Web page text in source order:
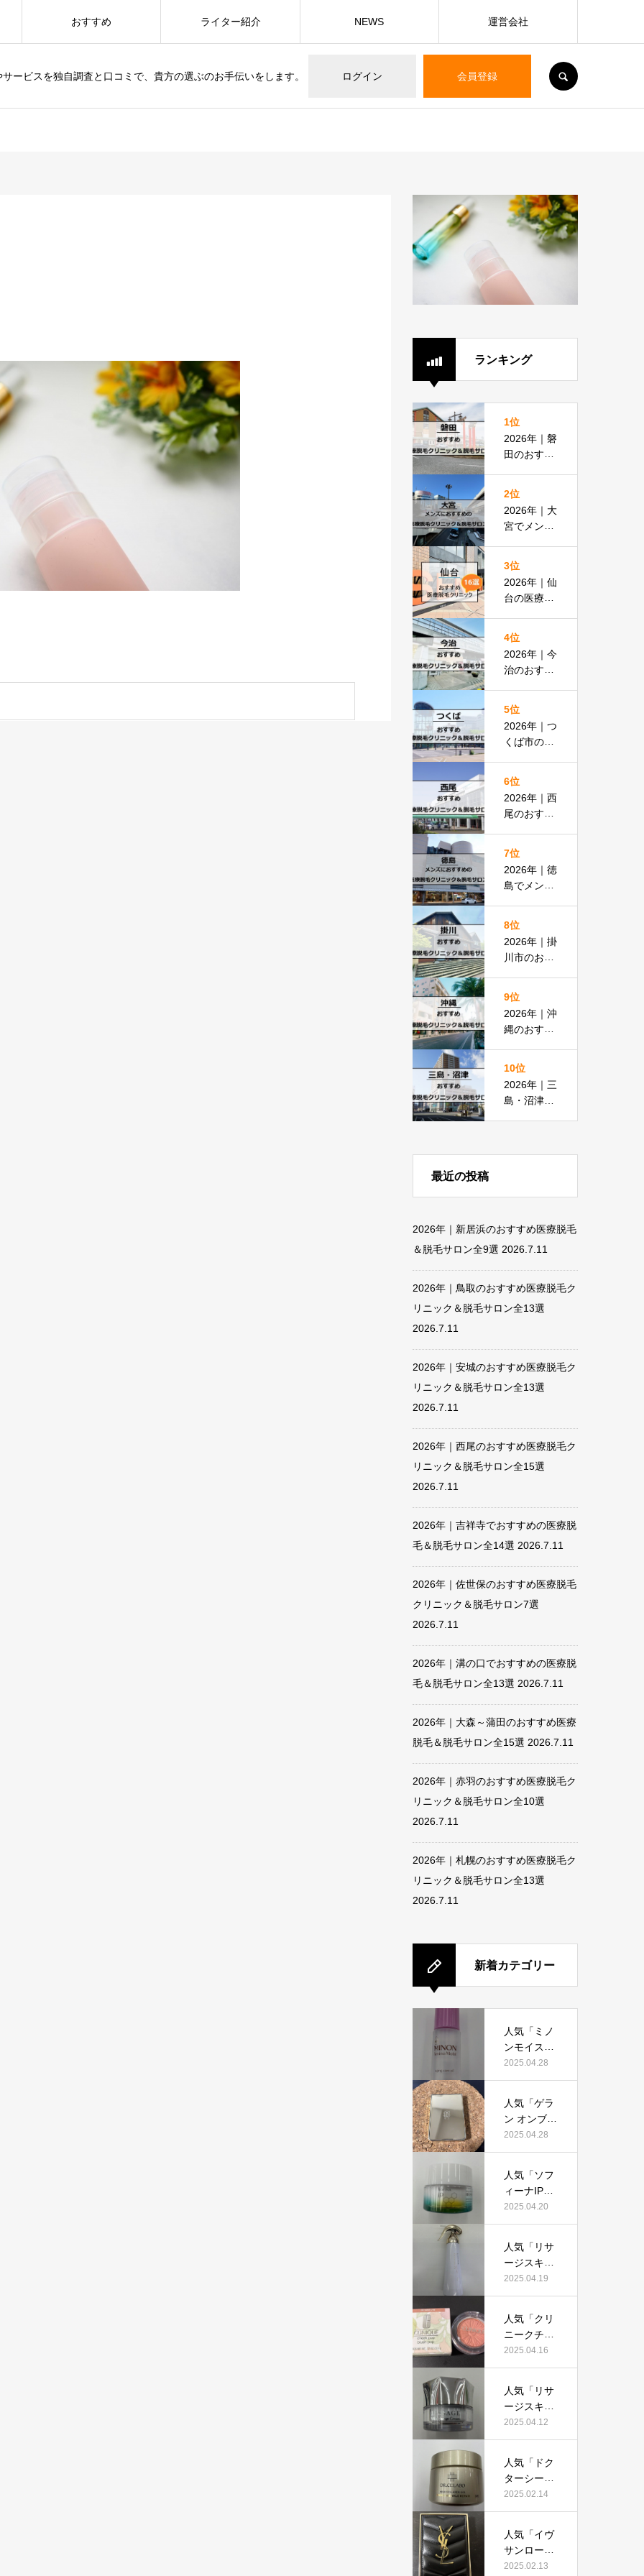
ービスを独自調査と口コミで、貴方の選ぶのお手伝いをします。 ログイン 会員登録
おすすめ ライター紹介 NEWS 運営会社
ランキング
1位
2026年｜磐
田のおすす
＆脱毛サロ
ン全8選
2位
2026年｜大
宮でメンズ
脱毛＆脱毛
サロン全16
選
3位
2026年｜仙
台の医療脱
払いOKの
安い医院も
紹介
4位
2026年｜今
治のおすす
＆脱毛サロ
ン全13選
5位
2026年｜つ
くば市のお
サロン全13
選
6位
2026年｜西
尾のおすす
＆脱毛サロ
ン全15選
7位
2026年｜徳
島でメンズ
脱毛＆脱毛
サロン全15
選
8位
2026年｜掛
川市のおす
ク＆脱毛サ
ロン全11選
9位
2026年｜沖
縄のおすす
＆脱毛サロ
ン全19選
10位
2026年｜三
島・沼津の
最近の投稿
2026年｜新居浜のおすすめ医療脱毛
＆脱毛サロン全9選 2026.7.11
2026年｜鳥取のおすすめ医療脱毛ク
リニック＆脱毛サロン全13選
2026.7.11
2026年｜安城のおすすめ医療脱毛ク
リニック＆脱毛サロン全13選
2026.7.11
2026年｜西尾のおすすめ医療脱毛ク
リニック＆脱毛サロン全15選
2026.7.11
2026年｜吉祥寺でおすすめの医療脱
毛＆脱毛サロン全14選 2026.7.11
2026年｜佐世保のおすすめ医療脱毛
クリニック＆脱毛サロン7選
2026.7.11
2026年｜溝の口でおすすめの医療脱
毛＆脱毛サロン全13選 2026.7.11
2026年｜大森～蒲田のおすすめ医療
脱毛＆脱毛サロン全15選 2026.7.11
2026年｜赤羽のおすすめ医療脱毛ク
リニック＆脱毛サロン全10選
2026.7.11
2026年｜札幌のおすすめ医療脱毛ク
リニック＆脱毛サロン全13選
2026.7.11
新着カテゴリー
人気「ミノ
ンモイスト
エイジング
ケアオイ
当におすす
め？美容マ
ニアが実際
コミを検
証！
2025.04.28
人気「ゲラ
ン オンブル
ジェオーラ
グロウ」っ
すすめ？美
容マニアの
私が実際使
コミを検
証！
2025.04.28
人気「ソフ
ィーナIPゴ
ールデンタ
イムリペア
リーム」っ
て本当にお
すすめ？美
実際使用し
て口コミを
検証！
2025.04.20
人気「リサ
ージスキン
メインテナ
イザーD
当におすす
め？美容マ
ニアの私が
て、口コミ
を検証！
2025.04.19
人気「クリ
ニークチー
クポップ」
って本当に
美容マニア
が実際使用
して口コミ
2025.04.16
人気「リサ
ージスキン
チェンジク
リーム」っ
すすめ？美
容マニアが
実際使用し
検証！
2025.04.12
人気「ドク
ターシーラ
ボ薬用アク
アコラーゲ
リッチリン
クルリペ
ア」って本
2025.02.14
人気「イヴ
サンローラ
ン クチュー
2025.02.13